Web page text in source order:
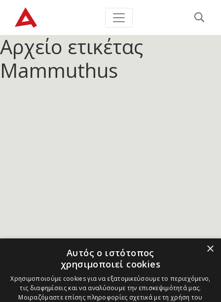
Αρχείο ετικέτας
Mammuthus
×
Αυτός ο ιστότοπος
χρησιμοποιεί cookies
Χρησιμοποιούμε cookies για να εξατομικεύσουμε το περιεχόμενο,
τις διαφημίσεις και να αναλύσουμε την επισκεψιμότητά μας.
Μοιραζόμαστε επίσης πληροφορίες σχετικά με τη χρήση του